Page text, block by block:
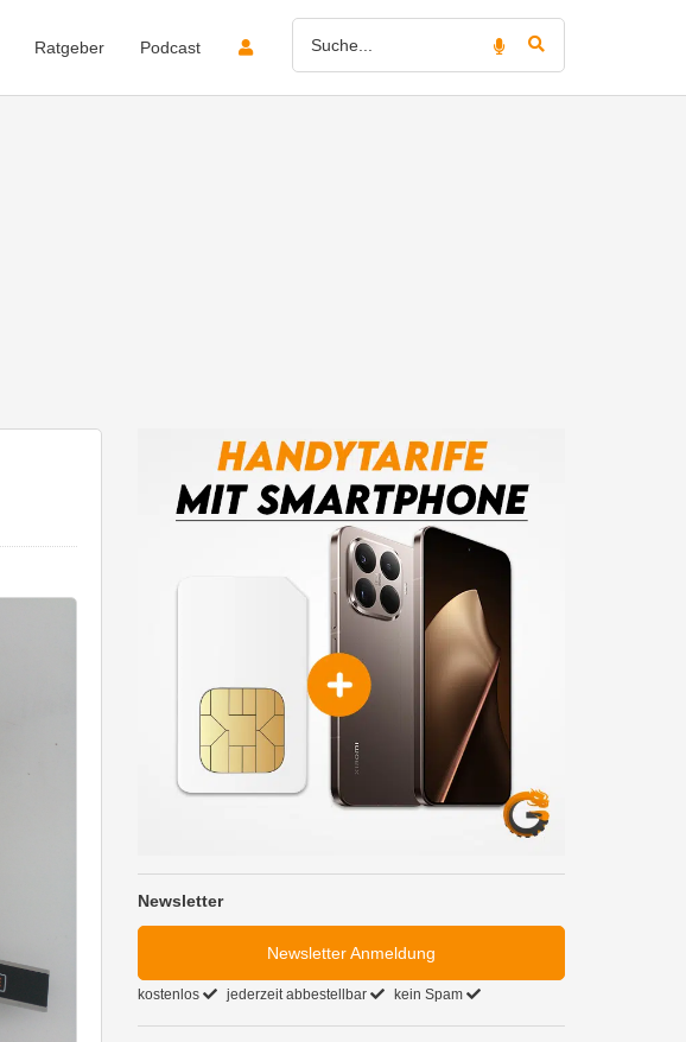
Ratgeber Podcast
Newsletter
Newsletter Anmeldung
kostenlos jederzeit abbestellbar kein Spam